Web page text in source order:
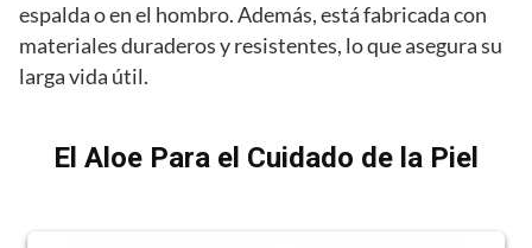
espalda o en el hombro. Además, está fabricada con
materiales duraderos y resistentes, lo que asegura su
larga vida útil.
El Aloe Para el Cuidado de la Piel